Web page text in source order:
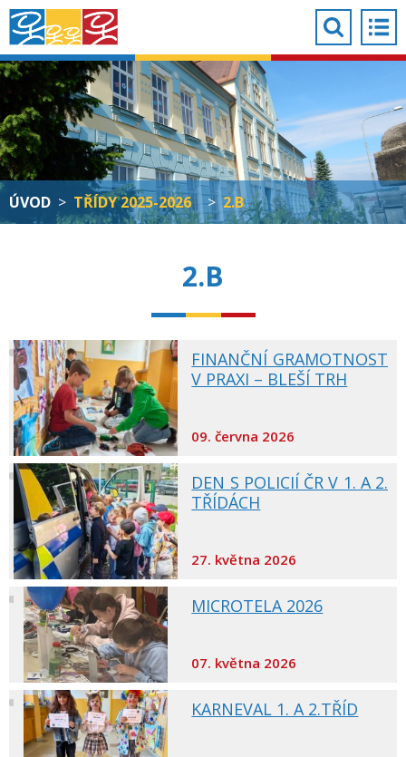
ÚVOD > TŘÍDY 2025-2026 > 2.B
2.B
FINANČNÍ GRAMOTNOST
V PRAXI – BLEŠÍ TRH
09. června 2026
DEN S POLICIÍ ČR V 1. A 2.
TŘÍDÁCH
27. května 2026
MICROTELA 2026
07. května 2026
KARNEVAL 1. A 2.TŘÍD